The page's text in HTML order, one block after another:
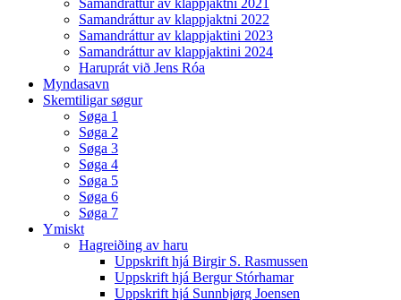
Samandráttur av klappjaktni 2021
Samandráttur av klappjaktni 2022
Samandráttur av klappjaktini 2023
Samandráttur av klappjaktini 2024
Haruprát við Jens Róa
Myndasavn
Skemtiligar søgur
Søga 1
Søga 2
Søga 3
Søga 4
Søga 5
Søga 6
Søga 7
Ymiskt
Hagreiðing av haru
Uppskrift hjá Birgir S. Rasmussen
Uppskrift hjá Bergur Stórhamar
Uppskrift hjá Sunnbjørg Joensen